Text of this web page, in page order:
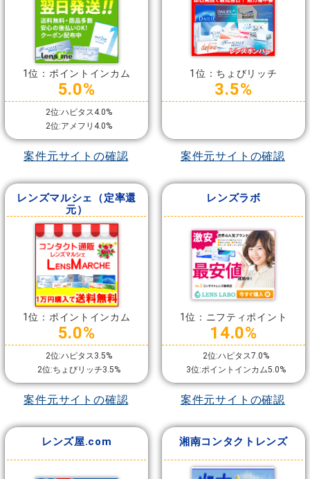
1位：ポイントインカム
5.0%
2位:ハピタス4.0%
2位:アメフリ4.0%
案件元サイトの確認
1位：ちょびリッチ
3.5%
案件元サイトの確認
レンズマルシェ（定率還
元）
1位：ポイントインカム
5.0%
2位:ハピタス3.5%
2位:ちょびリッチ3.5%
案件元サイトの確認
レンズラボ
1位：ニフティポイント
14.0%
2位:ハピタス7.0%
3位:ポイントインカム5.0%
案件元サイトの確認
レンズ屋.com 湘南コンタクトレンズ